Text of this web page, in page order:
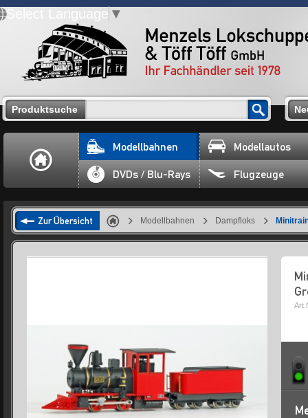
Select Language ▼
Produktsuche
Modellbahnen Modellautos
DVDs / Blu-Rays Flugzeuge
Zur Übersicht Modellbahnen Dampfloks